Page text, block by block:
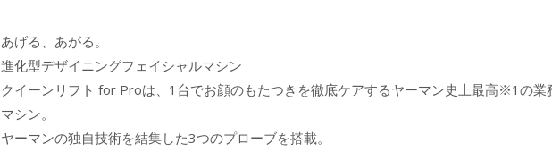
あげる、あがる。
進化型デザイニングフェイシャルマシン
クイーンリフト for Proは、1台でお顔のもたつきを徹底ケアするヤーマン史上最高※1の業
マシン。
ヤーマンの独自技術を結集した3つのプローブを搭載。